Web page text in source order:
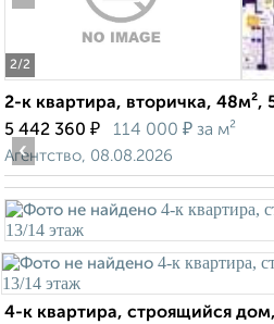
2/2
2-к квартира, вторичка, 48м²,
5 442 360 ₽ 114 000 ₽ за м²
Агентство, 08.08.2026
‹
4-к квартира, строящийся